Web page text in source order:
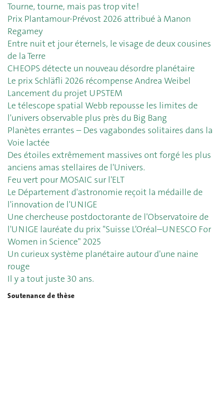
Tourne, tourne, mais pas trop vite !
Prix Plantamour-Prévost 2026 attribué à Manon
Regamey
Entre nuit et jour éternels, le visage de deux cousines
de la Terre
CHEOPS détecte un nouveau désordre planétaire
Le prix Schläfli 2026 récompense Andrea Weibel
Lancement du projet UPSTEM
Le télescope spatial Webb repousse les limites de
l'univers observable plus près du Big Bang
Planètes errantes – Des vagabondes solitaires dans la
Voie lactée
Des étoiles extrêmement massives ont forgé les plus
anciens amas stellaires de l'Univers.
Feu vert pour MOSAIC sur l'ELT
Le Département d'astronomie reçoit la médaille de
l'innovation de l'UNIGE
Une chercheuse postdoctorante de l'Observatoire de
l'UNIGE lauréate du prix "Suisse L’Oréal–UNESCO For
Women in Science" 2025
Un curieux système planétaire autour d'une naine
rouge
Il y a tout juste 30 ans.
Soutenance de thèse